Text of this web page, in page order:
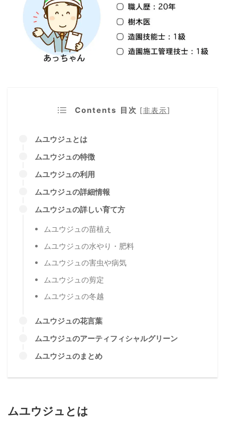
Contents 目次 [非表示]
ムユウジュとは
ムユウジュの特徴
ムユウジュの利用
ムユウジュの詳細情報
ムユウジュの詳しい育て方
ムユウジュの苗植え
ムユウジュの水やり・肥料
ムユウジュの害虫や病気
ムユウジュの剪定
ムユウジュの冬越
ムユウジュの花言葉
ムユウジュのアーティフィシャルグリーン
ムユウジュのまとめ
ムユウジュとは